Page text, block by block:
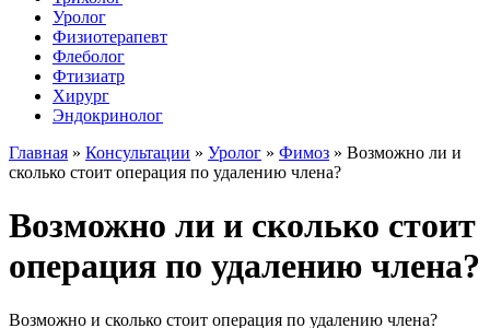
Уролог
Физиотерапевт
Флеболог
Фтизиатр
Хирург
Эндокринолог
Главная » Консультации » Уролог » Фимоз » Возможно ли и
сколько стоит операция по удалению члена?
Возможно ли и сколько стоит
операция по удалению члена?
Возможно и сколько стоит операция по удалению члена?